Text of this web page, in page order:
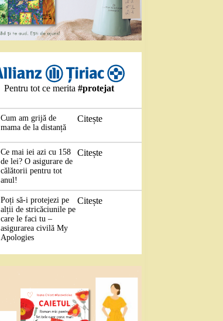
Pentru tot ce merita#protejat
Cum am grijă de
mama de la distanță
Citește
Ce mai iei azi cu 158
de lei? O asigurare de
călătorii pentru tot
anul!
Citește
Poți să-i protejezi pe
alții de stricăciunile pe
care le faci tu –
asigurarea civilă My
Apologies
Citește